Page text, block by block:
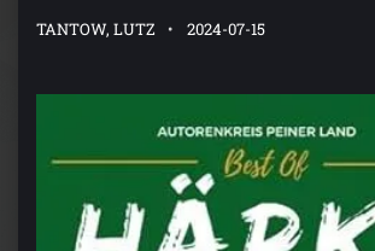
TANTOW, LUTZ 2024-07-15